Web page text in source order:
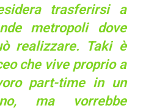
trasferirsi a
metropoli dove
realizzare. Taki è
che vive proprio a
part-time in un
ma vorrebbe